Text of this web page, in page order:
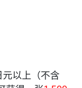
元以上（不含